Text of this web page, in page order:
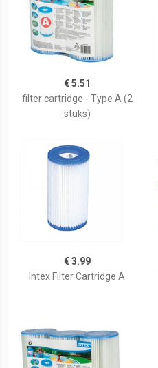
€ 5.51
filter cartridge - Type A (2
stuks)
€ 3.99
Intex Filter Cartridge A